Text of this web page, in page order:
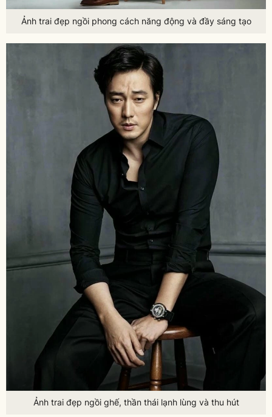
Ảnh trai đẹp ngồi phong cách năng động và đầy sáng tạo
Ảnh trai đẹp ngồi ghế, thần thái lạnh lùng và thu hút